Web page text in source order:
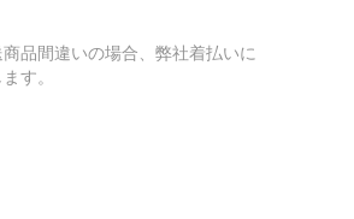
品間違いの場合、弊社着払いに
す。